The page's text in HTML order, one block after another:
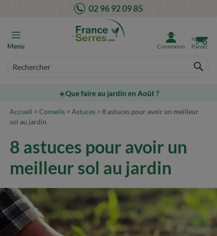
contenu
02 96 92 09 85
Menu Connexion Panier
☀️Que faire au jardin en Août ?
Accueil > Conseils > Astuces > 8 astuces pour avoir un meilleur
sol au jardin
8 astuces pour avoir un
meilleur sol au jardin